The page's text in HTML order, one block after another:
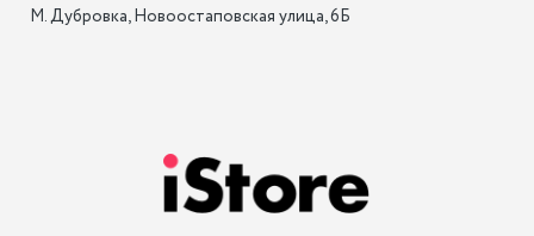
М. Дубровка, Новоостаповская улица, 6Б